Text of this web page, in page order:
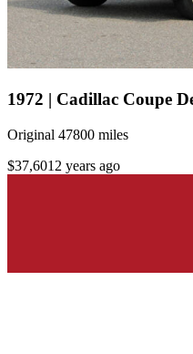
1972 | Cadillac Coupe
Original 47800 miles
$37,601 2 years ago